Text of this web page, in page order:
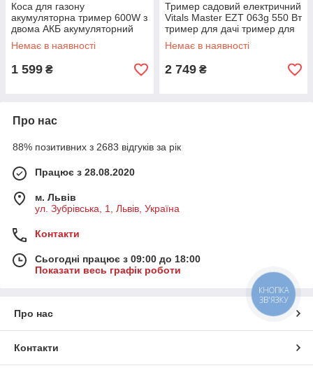
Коса для газону
акумуляторна тример 600W з
двома АКБ акумуляторний
тример для трави тример з
акумулятором
Немає в наявності
1 599 ₴
Тример садовий електричний
Vitals Master EZT 063g 550 Вт
тример для дачі тример для
саду
Немає в наявності
2 749 ₴
Про нас
88% позитивних з 2683 відгуків за рік
Працює з 28.08.2020
м. Львів
ул. Зубрівська, 1, Львів, Україна
Контакти
Сьогодні працює з 09:00 до 18:00
Показати весь графік роботи
Про нас
Контакти
КНОПКА
ЗВ'ЯЗКУ